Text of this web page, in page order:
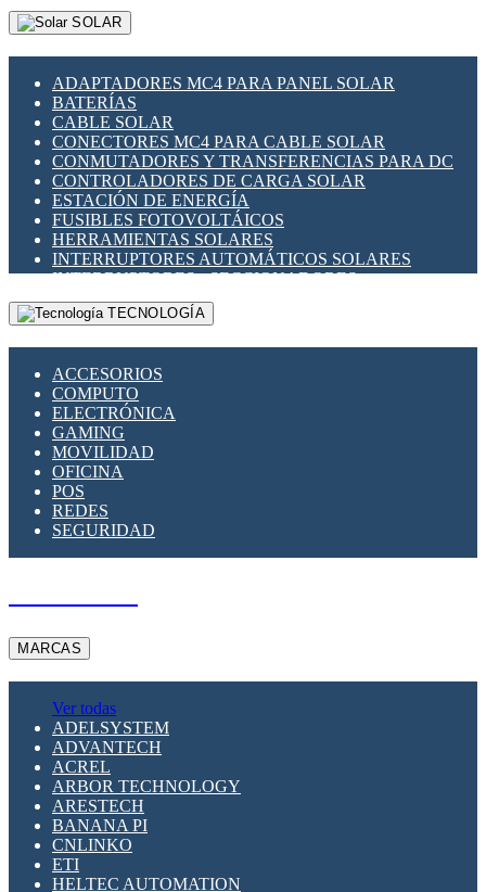
SOLAR
ADAPTADORES MC4 PARA PANEL SOLAR
BATERÍAS
CABLE SOLAR
CONECTORES MC4 PARA CABLE SOLAR
CONMUTADORES Y TRANSFERENCIAS PARA DC
CONTROLADORES DE CARGA SOLAR
ESTACIÓN DE ENERGÍA
FUSIBLES FOTOVOLTÁICOS
HERRAMIENTAS SOLARES
INTERRUPTORES AUTOMÁTICOS SOLARES
INTERRUPTORES - SECCIONADORES
FOTOVOLTÁICOS
MONTAJE PANEL SOLAR
SUPRESOR DE TRANSIENTES SPDS PARA
APLICACIONES FOTOVOLTAICAS
TECNOLOGÍA
ACCESORIOS
COMPUTO
ELECTRÓNICA
GAMING
MOVILIDAD
OFICINA
POS
REDES
SEGURIDAD
MARCAS
Ver todas
ADELSYSTEM
ADVANTECH
ACREL
ARBOR TECHNOLOGY
ARESTECH
BANANA PI
CNLINKO
ETI
HELTEC AUTOMATION